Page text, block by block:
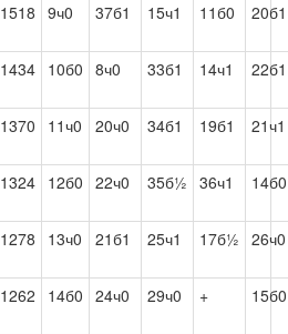
1518 9ч0 37б1 15ч1 11б0 20б1
1434 10б0 8ч0 33б1 14ч1 22б1
1370 11ч0 20ч0 34б1 19б1 21ч1
1324 12б0 22ч0 35б½ 36ч1 14б0
1278 13ч0 21б1 25ч1 17б½ 26ч0
1262 14б0 24ч0 29ч0 + 15б0